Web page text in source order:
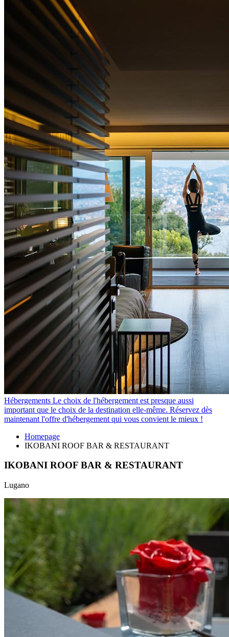
Hébergements Le choix de l'hébergement est presque aussi
important que le choix de la destination elle-même. Réservez dès
maintenant l'offre d'hébergement qui vous convient le mieux !
Homepage
IKOBANI ROOF BAR & RESTAURANT
IKOBANI ROOF BAR & RESTAURANT
Lugano